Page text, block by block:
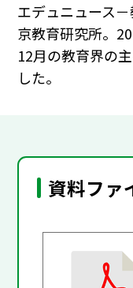
エデュニュース
京教育研究所。
12月の教育界の
した。
資料ファ